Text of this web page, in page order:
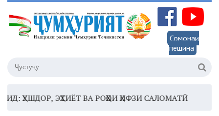
Сомонаи
пешина
ЭҲТИЁТ ВА РОҲҲОИ ҲИФЗИ САЛОМАТӢ16:35 –